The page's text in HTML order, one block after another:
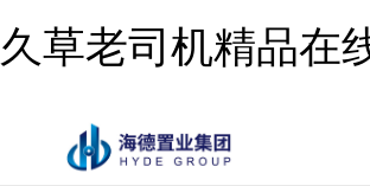
久草老司机精品在